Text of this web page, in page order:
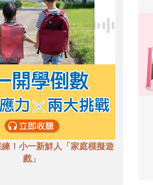
！小一新鮮人「家庭模擬遊
戲」